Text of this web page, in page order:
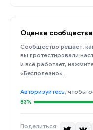
Оценка сообщества
Сообщество решает,
вы протестировали
и всё работает,
«Бесполезно».
Авторизуйтесь, чтобы
83%
Поделиться: